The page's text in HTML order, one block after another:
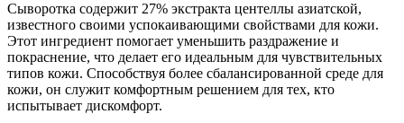
Сыворотка содержит 27% экстракта центеллы азиатской,
известного своими успокаивающими свойствами для кожи.
Этот ингредиент помогает уменьшить раздражение и
покраснение, что делает его идеальным для чувствительных
типов кожи. Способствуя более сбалансированной среде для
кожи, он служит комфортным решением для тех, кто
испытывает дискомфорт.